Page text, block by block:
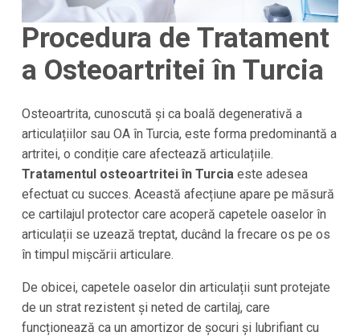
Procedura de Tratament
a Osteoartritei în Turcia
Osteoartrita, cunoscută și ca boală degenerativă a
articulațiilor sau OA în Turcia, este forma predominantă a
artritei, o condiție care afectează articulațiile.
Tratamentul osteoartritei în Turcia este adesea
efectuat cu succes. Această afecțiune apare pe măsură
ce cartilajul protector care acoperă capetele oaselor în
articulații se uzează treptat, ducând la frecare os pe os
în timpul mișcării articulare.
De obicei, capetele oaselor din articulații sunt protejate
de un strat rezistent și neted de cartilaj, care
funcționează ca un amortizor de șocuri și lubrifiant cu